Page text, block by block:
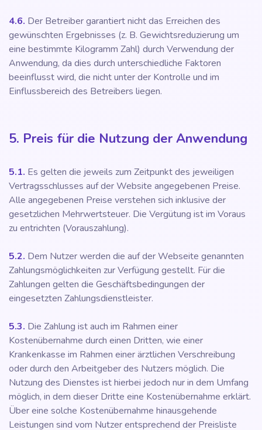
4.6. Der Betreiber garantiert nicht das Erreichen des
gewünschten Ergebnisses (z. B. Gewichtsreduzierung um
eine bestimmte Kilogramm Zahl) durch Verwendung der
Anwendung, da dies durch unterschiedliche Faktoren
beeinflusst wird, die nicht unter der Kontrolle und im
Einflussbereich des Betreibers liegen.
5. Preis für die Nutzung der Anwendung
5.1. Es gelten die jeweils zum Zeitpunkt des jeweiligen
Vertragsschlusses auf der Website angegebenen Preise.
Alle angegebenen Preise verstehen sich inklusive der
gesetzlichen Mehrwertsteuer. Die Vergütung ist im Voraus
zu entrichten (Vorauszahlung).
5.2. Dem Nutzer werden die auf der Webseite genannten
Zahlungsmöglichkeiten zur Verfügung gestellt. Für die
Zahlungen gelten die Geschäftsbedingungen der
eingesetzten Zahlungsdienstleister.
5.3. Die Zahlung ist auch im Rahmen einer
Kostenübernahme durch einen Dritten, wie einer
Krankenkasse im Rahmen einer ärztlichen Verschreibung
oder durch den Arbeitgeber des Nutzers möglich. Die
Nutzung des Dienstes ist hierbei jedoch nur in dem Umfang
möglich, in dem dieser Dritte eine Kostenübernahme erklärt.
Über eine solche Kostenübernahme hinausgehende
Leistungen sind vom Nutzer entsprechend der Preisliste